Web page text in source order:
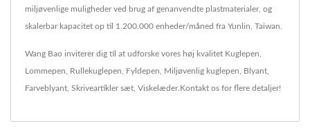
miljøvenlige muligheder ved brug af genanvendte plastmaterialer, og
skalerbar kapacitet op til 1.200.000 enheder/måned fra Yunlin, Taiwan.
Wang Bao inviterer dig til at udforske vores høj kvalitet Kuglepen
Lommepen Rullekuglepen Fyldepen Miljøvenlig kuglepen Blyant
Farveblyant Skriveartikler sæt Viskelæder. Kontakt os for flere detaljer!